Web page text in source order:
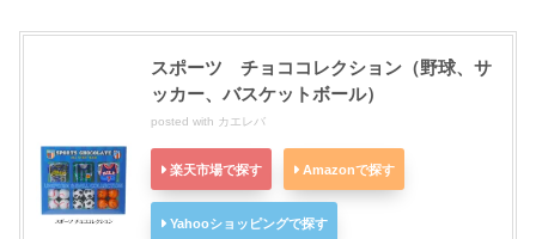
スポーツ チョココレクション（野球、サ
ッカー、バスケットボール）
posted with カエレバ
楽天市場で探す Amazonで探す
Yahooショッピングで探す